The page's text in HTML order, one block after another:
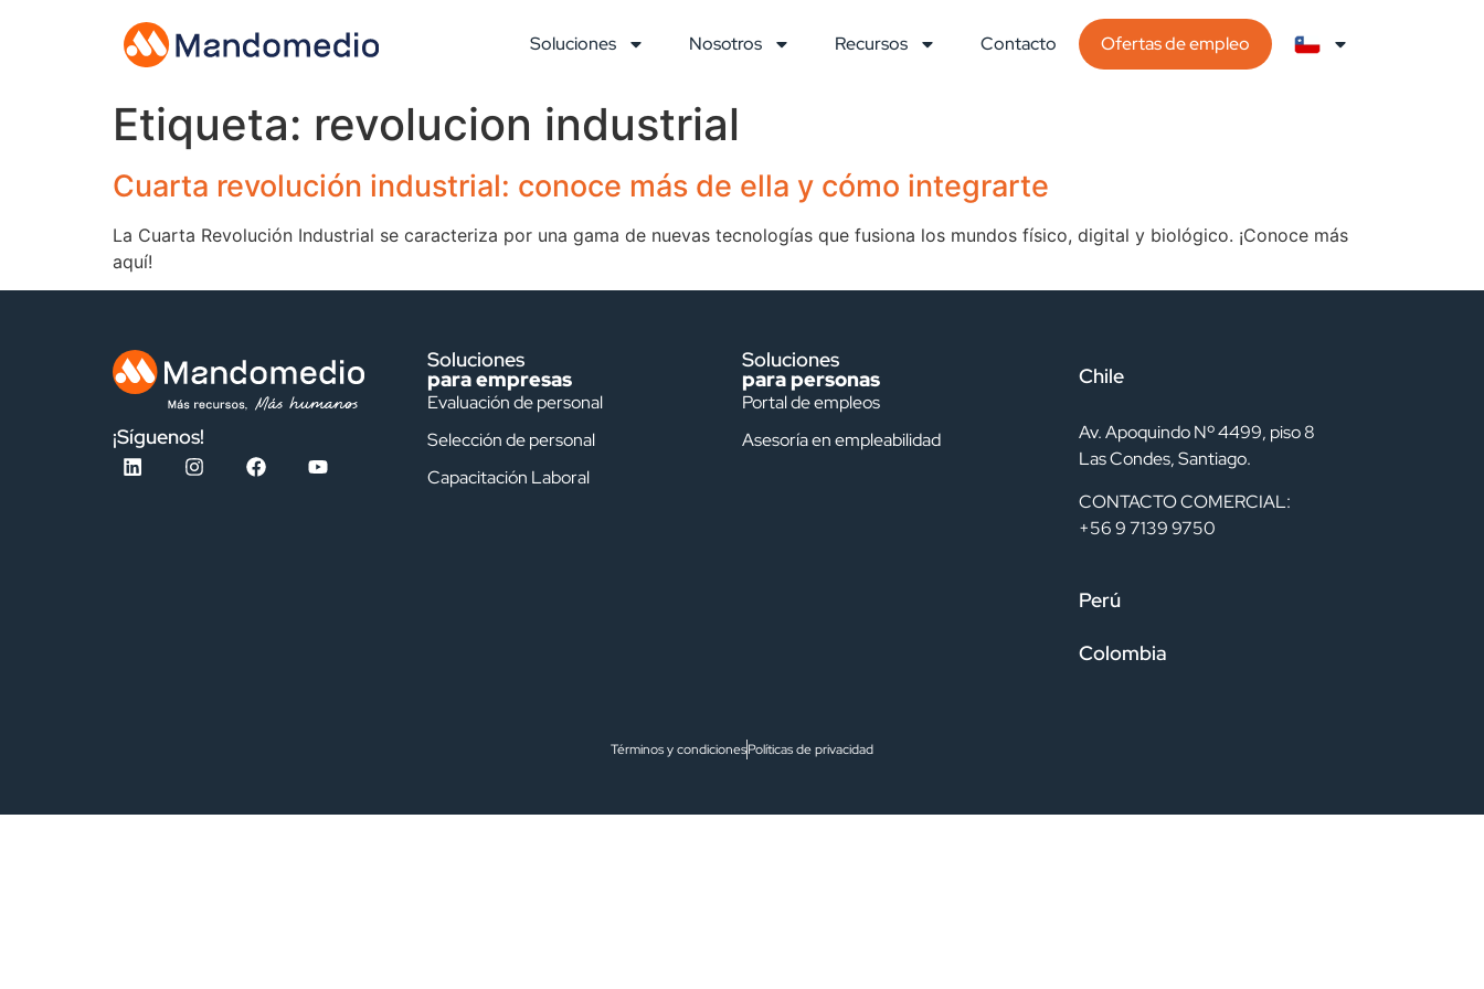
Soluciones Nosotros Recursos Contacto Ofertas de empleo
Etiqueta: revolucion industrial
Cuarta revolución industrial: conoce más de ella y cómo integrarte
La Cuarta Revolución Industrial se caracteriza por una gama de nuevas tecnologías que fusiona los mundos físico, digital y biológico. ¡Conoce más
aquí!
¡Síguenos!
Soluciones
para empresas
Evaluación de personal
Selección de personal
Capacitación Laboral
Soluciones
para personas
Portal de empleos
Asesoría en empleabilidad
Chile
Av. Apoquindo Nº 4499, piso 8
Las Condes, Santiago.
CONTACTO COMERCIAL:
+56 9 7139 9750
Perú
Colombia
Términos y condicionesPolíticas de privacidad